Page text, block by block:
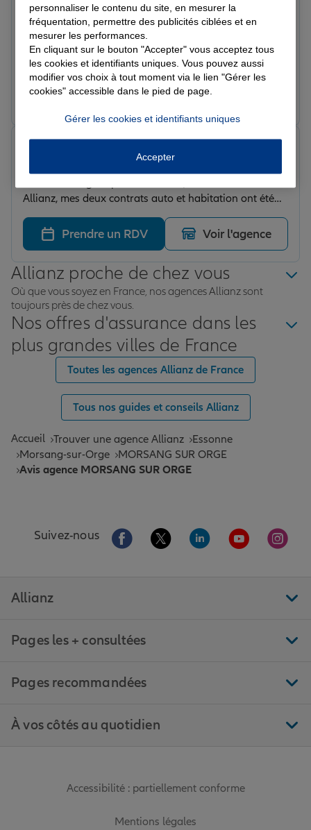
Note de 5 sur 5
Le 12/03/2026 - Agence MORSANG SUR ORGE
J’ai été suivi par Théo, une personne exceptionnelle :
douce, à l’écoute et très professionnelle. Grâce à lui, j’ai
pu souscrire une assurance pour moi et ma fille en
toute sérénité. Il m’a également aidée pour mon
et en cherchant toujours la solution.je tiens à le
remercier infiniment pour son accompagnement. Je
Imne E.
Prendre un RDV Voir l'agence
Allianz, mes deux contrats auto et habitation ont été
établis et signés en un appel, merci à Théo pour
l’efficacité et l’accompagnement !
Camille H.
Prendre un RDV Voir l'agence
Allianz proche de chez vous
Où que vous soyez en France, nos agences Allianz sont
toujours près de chez vous.
Nos offres d'assurance dans les
plus grandes villes de France
Toutes les agences Allianz de France
Tous nos guides et conseils Allianz
Accueil Trouver une agence Allianz
Essonne
Morsang-sur-Orge
MORSANG SUR ORGE
Avis agence MORSANG SUR ORGE
Suivez-nous Aller sur la page Facebook de Allianz
Aller sur la page Twitter de
Aller sur la page
Aller sur la
Aller
Allianz
Pages les + consultées
Pages recommandées
À vos côtés au quotidien
Accessibilité : partiellement conforme
Mentions légales
personnaliser le contenu du site, en mesurer la
fréquentation, permettre des publicités ciblées et en
mesurer les performances.
En cliquant sur le bouton "Accepter" vous acceptez tous
les cookies et identifiants uniques. Vous pouvez aussi
modifier vos choix à tout moment via le lien "Gérer les
cookies" accessible dans le pied de page.
Gérer les cookies et identifiants uniques
Accepter